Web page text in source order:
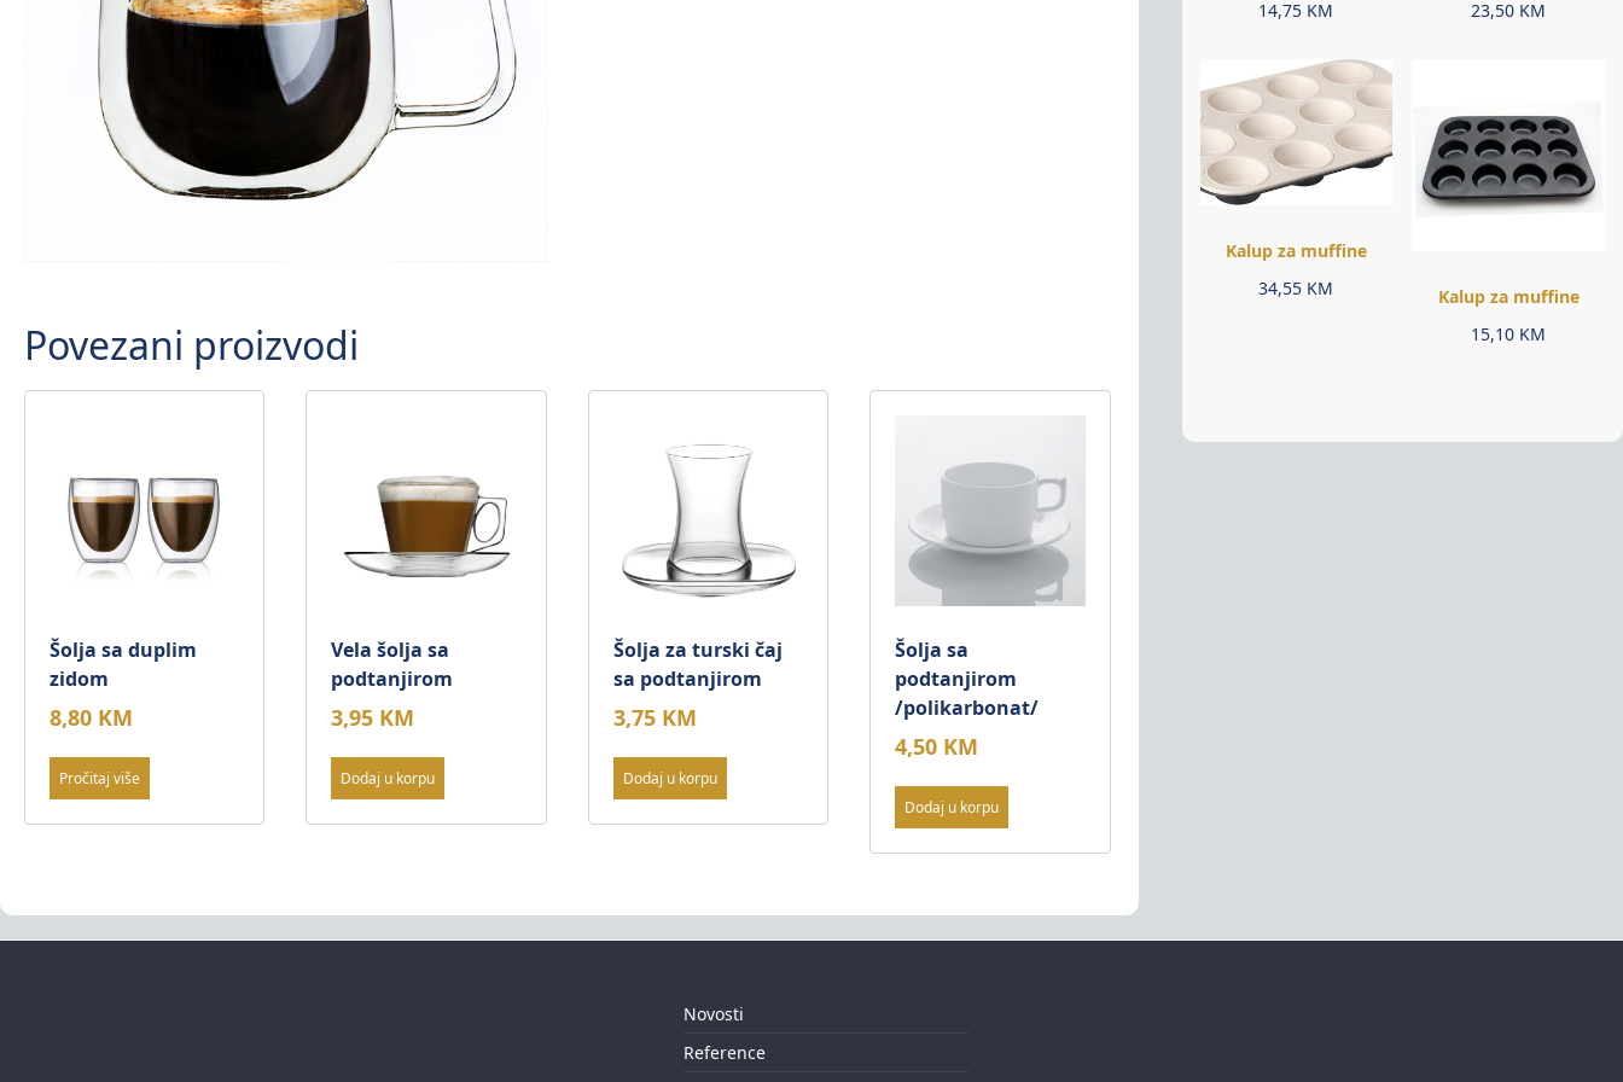
Povezani proizvodi
Šolja sa duplim
zidom
8,80 KM
Pročitaj više
Vela šolja sa
podtanjirom
3,95 KM
Dodaj u korpu
Šolja za turski čaj
sa podtanjirom
3,75 KM
Dodaj u korpu
Šolja sa
podtanjirom
/polikarbonat/
4,50 KM
Dodaj u korpu
14,75 KM
23,50 KM
Kalup za muffine
34,55 KM
Kalup za muffine
15,10 KM
Novosti
Reference